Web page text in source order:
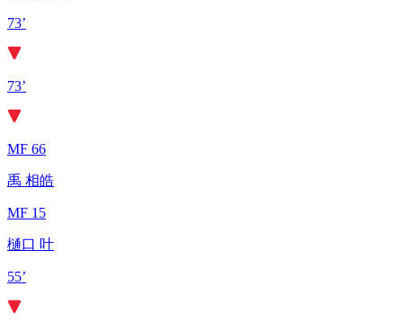
73’
73’
MF 66
禹 相皓
MF 15
樋口 叶
55’